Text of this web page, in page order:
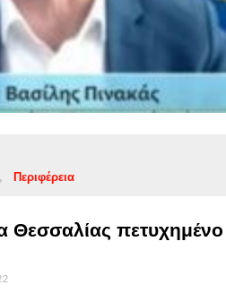
Περιφέρεια
Θεσσαλίας